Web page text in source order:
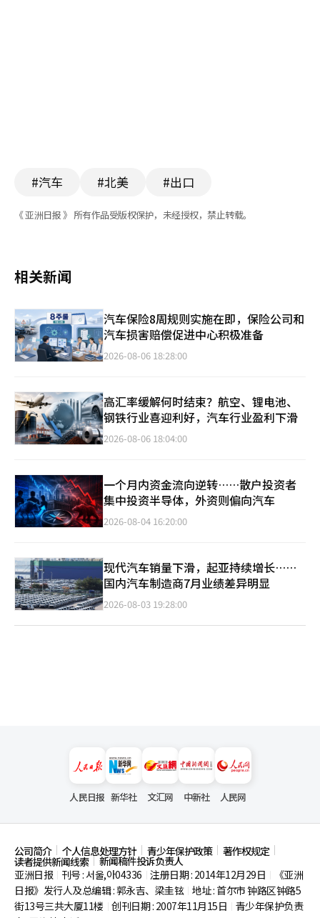
#汽车 #北美 #出口
《 亚洲日报 》 所有作品受版权保护，未经授权，禁止转载。
相关新闻
汽车保险8周规则实施在即，保险公司和
汽车损害赔偿促进中心积极准备
2026-08-06 18:28:00
高汇率缓解何时结束？航空、锂电池、
钢铁行业喜迎利好，汽车行业盈利下滑
2026-08-06 18:04:00
一个月内资金流向逆转……散户投资者
集中投资半导体，外资则偏向汽车
2026-08-04 16:20:00
现代汽车销量下滑，起亚持续增长……
国内汽车制造商7月业绩差异明显
2026-08-03 19:28:00
人民日报 新华社 文汇网 中新社 人民网
公司简介 个人信息处理方针 青少年保护政策 著作权规定
读者提供新闻线索
新闻稿件投诉负责人
亚洲日报
刊号 : 서울,아04336 注册日期 : 2014年12月29日
《亚洲
日报》发行人及总编辑 : 郭永吉、梁圭铉 地址 : 首尔市钟路区钟路5
街13号三共大厦11楼 创刊日期 : 2007年11月15日
青少年保护负责